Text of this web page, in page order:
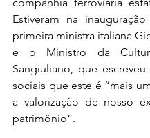
Estiveram na
primeira ministra italiana
e o Ministro da
Sangiuliano, que escreveu
sociais que este é “mais
a valorização de nosso
patrimônio”.